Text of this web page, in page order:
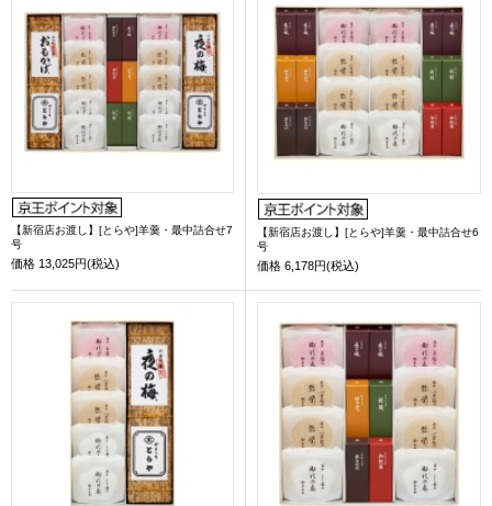
【新宿店お渡し】[とらや]羊羹・最中詰合せ7
号
価格 13,025円(税込)
【新宿店お渡し】[とらや]羊羹・最中詰合せ6
号
価格 6,178円(税込)